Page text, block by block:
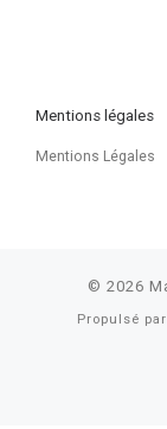
Mentions légales
Mentions Légales
© 2026
Propulsé par